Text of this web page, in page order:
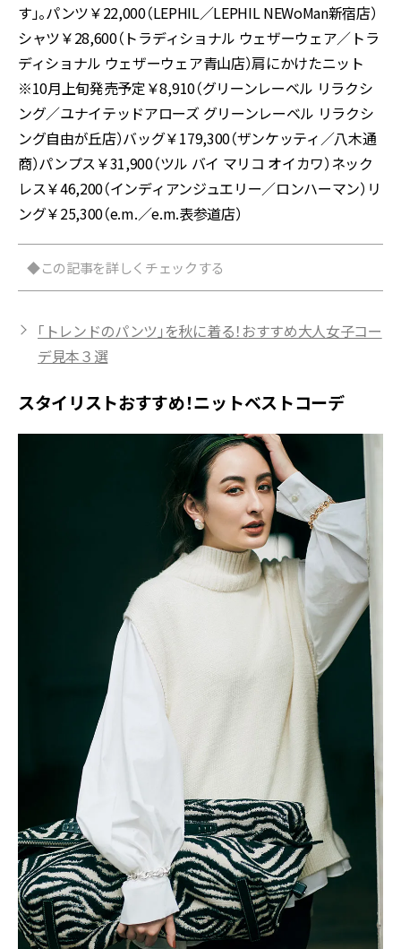
す」。パンツ￥22,000（LEPHIL／LEPHIL NEWoMan新宿店）
シャツ￥28,600（トラディショナル ウェザーウェア／トラ
ディショナル ウェザーウェア青山店）肩にかけたニット
※10月上旬発売予定￥8,910（グリーンレーベル リラクシ
ング／ユナイテッドアローズ グリーンレーベル リラクシ
ング自由が丘店）バッグ￥179,300（ザンケッティ／八木通
商）パンプス￥31,900（ツル バイ マリコ オイカワ）ネック
レス￥46,200（インディアンジュエリー／ロンハーマン）リ
ング￥25,300（e.m.／e.m.表参道店）
◆この記事を詳しくチェックする
「トレンドのパンツ」を秋に着る！おすすめ大人女子コー
デ見本３選
スタイリストおすすめ！ニットベストコーデ